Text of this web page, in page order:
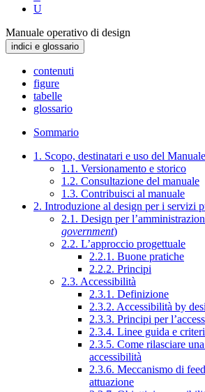
U
Manuale operativo di design
indici e glossario
contenuti
figure
tabelle
glossario
Sommario
1. Scopo, destinatari e uso del
1.1. Versionamento e storico
1.2. Consultazione del manuale
1.3. Contribuisci al manuale
2. Introduzione al design per i servizi
2.1. Design per
government)
2.2. L’approccio progettuale
2.2.1. Buone pratiche
2.2.2. Principi
2.3. Accessibilità
2.3.1. Definizione
2.3.2. Accessibilità by
2.3.3. Principi per
2.3.4. Linee guida e
2.3.5. Come rilasciare
accessibilità
2.3.6. Meccanismo di
attuazione